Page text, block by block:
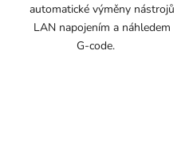
automatické výměny nástrojů
LAN napojením a náhledem
G-code.